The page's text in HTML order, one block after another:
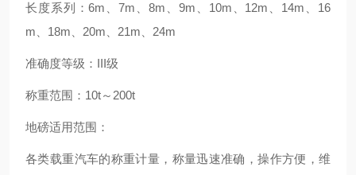
长度系列：6m、7m、8m、9m、10m、12m、14m、16
m、18m、20m、21m、24m
准确度等级：III级
称重范围：10t～200t
地磅适用范围：
各类载重汽车的称重计量，称量迅速准确，操作方便，维